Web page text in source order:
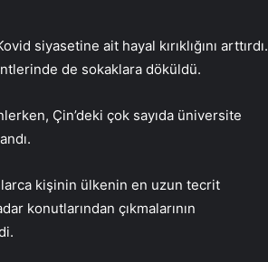
siyasetine ait hayal kırıklığını arttırdı.
de sokaklara döküldü.
Çin’deki çok sayıda üniversite
kişinin ülkenin en uzun tecrit
konutlarından çıkmalarının